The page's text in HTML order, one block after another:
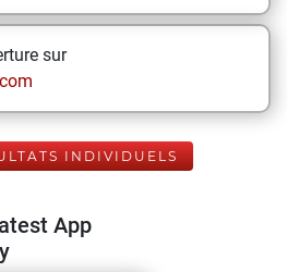
sur
INDIVIDUELS
App